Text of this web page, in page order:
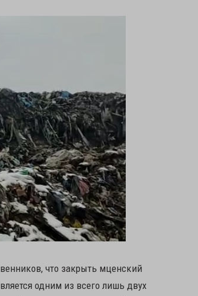
что закрыть мценский
одним из всего лишь двух